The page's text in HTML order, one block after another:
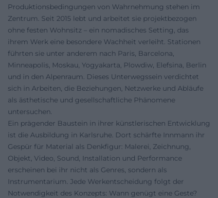
Produktionsbedingungen von Wahrnehmung stehen im
Zentrum. Seit 2015 lebt und arbeitet sie projektbezogen
ohne festen Wohnsitz – ein nomadisches Setting, das
ihrem Werk eine besondere Wachheit verleiht. Stationen
führten sie unter anderem nach Paris, Barcelona,
Minneapolis, Moskau, Yogyakarta, Plowdiw, Elefsina, Berlin
und in den Alpenraum. Dieses Unterwegssein verdichtet
sich in Arbeiten, die Beziehungen, Netzwerke und Abläufe
als ästhetische und gesellschaftliche Phänomene
untersuchen.
Ein prägender Baustein in ihrer künstlerischen Entwicklung
ist die Ausbildung in Karlsruhe. Dort schärfte Innmann ihr
Gespür für Material als Denkfigur: Malerei, Zeichnung,
Objekt, Video, Sound, Installation und Performance
erscheinen bei ihr nicht als Genres, sondern als
Instrumentarium. Jede Werkentscheidung folgt der
Notwendigkeit des Konzepts: Wann genügt eine Geste?